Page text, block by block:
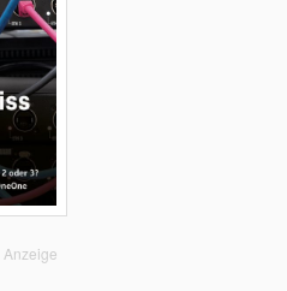
Anzeige